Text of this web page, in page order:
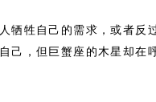
牺牲自己的需求，或者反
己，但巨蟹座的木星却在